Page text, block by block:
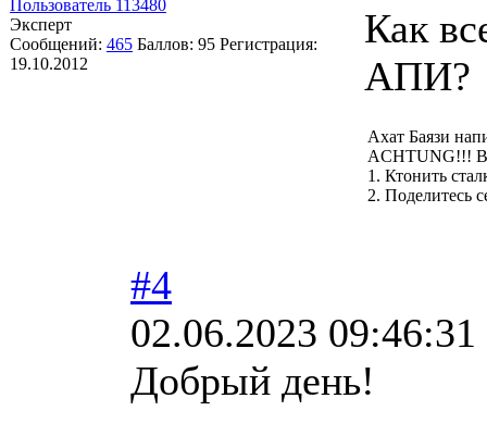
Пользователь 113480
Эксперт
Сообщений: 465 Баллов: 95 Регистрация:
19.10.2012
Как
АПИ?
Ахат Баязи
ACHTUNG!!!
1. Ктонить
2. Поделитесь
#4
02.06.2023 09:46:31
Добрый день!